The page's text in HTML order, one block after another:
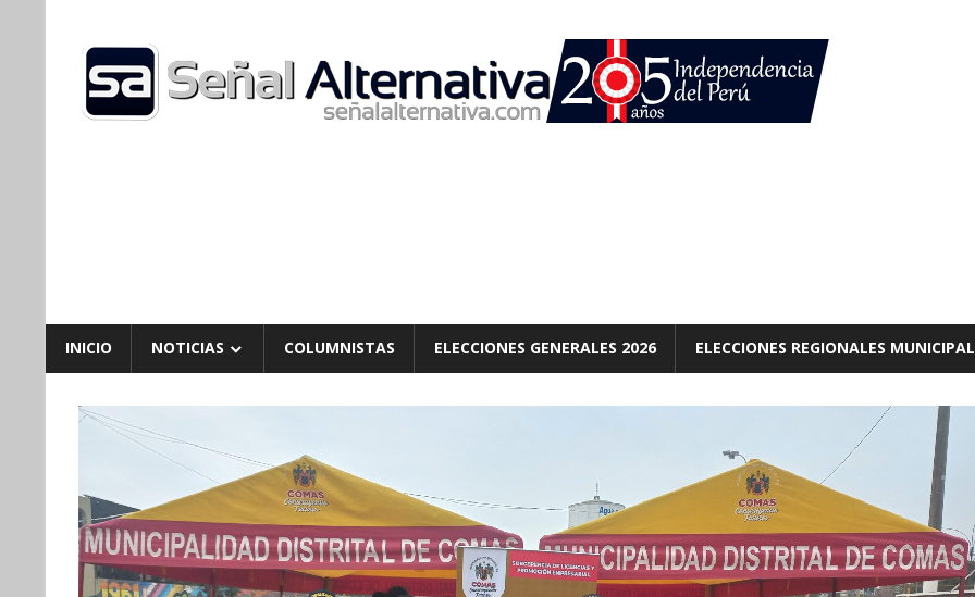
content
INICIO NOTICIAS COLUMNISTAS ELECCIONES GENERALES 2026 ELECCIONES REGIONALES